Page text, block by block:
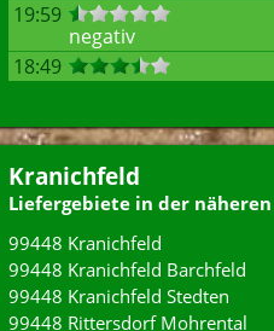
19:59
negativ
18:49
Kranichfeld
Liefergebiete in der näheren
99448 Kranichfeld
99448 Kranichfeld Barchfeld
99448 Kranichfeld Stedten
99448 Rittersdorf Mohrental